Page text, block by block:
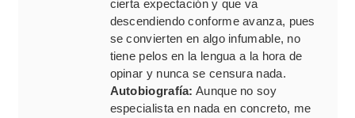
cierta expectación y que va
descendiendo conforme avanza, pues
se convierten en algo infumable, no
tiene pelos en la lengua a la hora de
opinar y nunca se censura nada.
Autobiografía: Aunque no soy
especialista en nada en concreto, me